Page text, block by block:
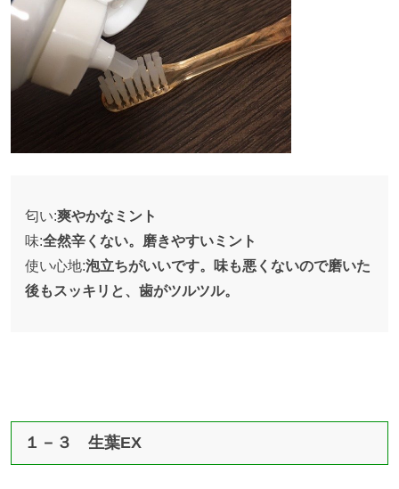
匂い:爽やかなミント
味:全然辛くない。磨きやすいミント
使い心地:泡立ちがいいです。味も悪くないので磨いた
後もスッキリと、歯がツルツル。
１－３ 生葉EX